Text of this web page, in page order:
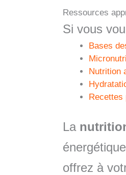
Ressources
Si vous
Bases
Nutrition
Recettes
La
offrez à